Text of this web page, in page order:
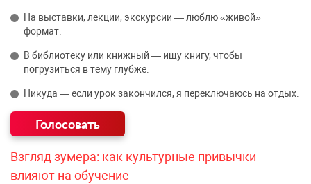
На выставки, лекции, экскурсии — люблю «живой»
формат.
В библиотеку или книжный — ищу книгу, чтобы
погрузиться в тему глубже.
Никуда — если урок закончился, я переключаюсь на отдых.
Взгляд зумера: как культурные привычки
влияют на обучение